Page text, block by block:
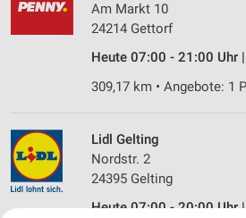
Am Markt 10
24214 Gettorf
Heute 07:00 - 21:00 Uhr |
309,17 km • Angebote: 1
Lidl Gelting
Nordstr. 2
24395 Gelting
Heute 07:00 - 20:00 Uhr